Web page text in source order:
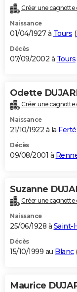
Créer une cagnotte
Naissance
01/04/1927 à Tours (
Décès
07/09/2002 à Tours
Odette
Créer une cagnotte
Naissance
21/10/1922 à la
Décès
09/08/2001 à
Suzanne
Créer une cagnotte
Naissance
25/06/1928 à Saint-
Décès
15/10/1999 au Blanc
Maurice